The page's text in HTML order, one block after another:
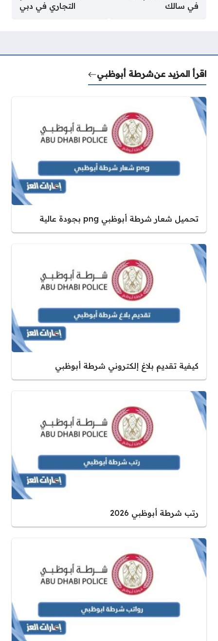
في سالك
التجاري في دبي
اقرأ المزيد عنشرطة أبوظبي
تحميل شعار شرطة أبوظبي png بجودة عالية
كيفية تقديم بلاغ إلكتروني شرطة أبوظبي
رتب شرطة أبوظبي 2026